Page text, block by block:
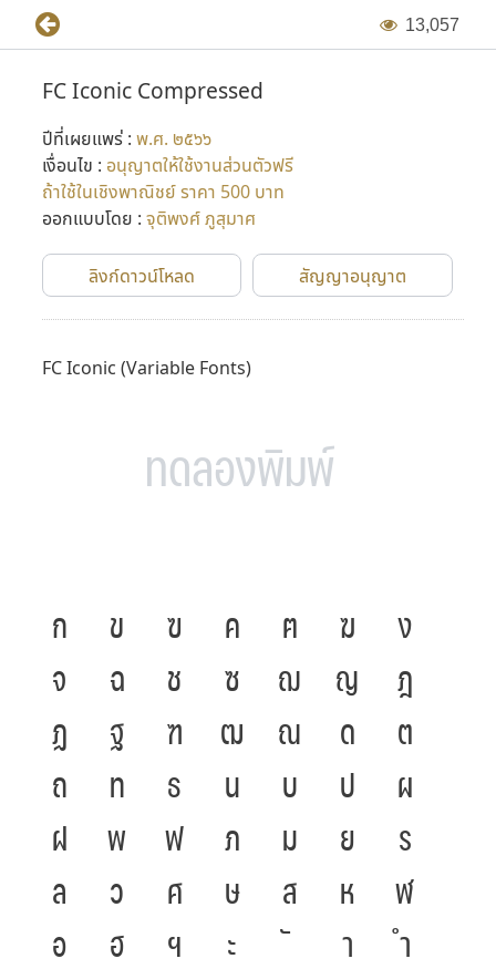
13,057
FC Iconic Compressed
ปีที่เผยแพร่ : พ.ศ. ๒๕๖๖
เงื่อนไข : อนุญาตให้ใช้งานส่วนตัวฟรี
ถ้าใช้ในเชิงพาณิชย์ ราคา 500 บาท
ออกแบบโดย : จุติพงศ์ ภูสุมาศ
ลิงก์ดาวน์โหลด สัญญาอนุญาต
FC Iconic (Variable Fonts)
ก ข ฃ ค ฅ ฆ
ง
จ
ฉ ช ซ ฌ ญ
ฎ
ฏ
ฐ ฑ ฒ ณ ด
ต
ถ
ท ธ น บ ป
ผ
ฝ
พ ฟ ภ ม ย
ร
ล
ว ศ ษ ส ห
ฬ
อ
ฮ ฯ ะ า
ำ